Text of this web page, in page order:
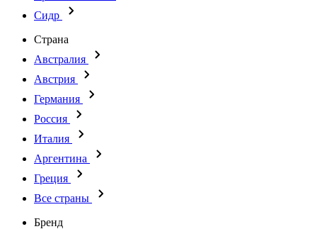
Сидр
Страна
Австралия
Австрия
Германия
Россия
Италия
Аргентина
Греция
Все страны
Бренд